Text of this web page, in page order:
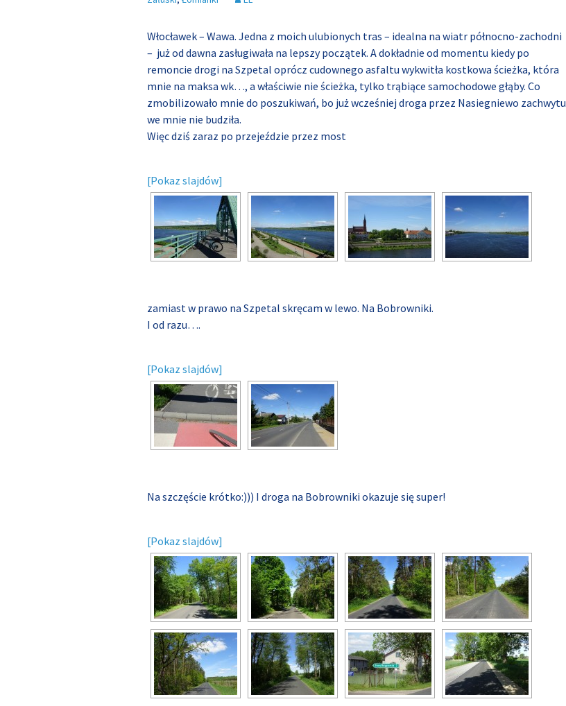
Włocławek – Wawa. Jedna z moich ulubionych tras – idealna na wiatr północno-zachodni
– już od dawna zasługiwała na lepszy początek. A dokładnie od momentu kiedy po
remoncie drogi na Szpetal oprócz cudownego asfaltu wykwitła kostkowa ścieżka, która
mnie na maksa wk…, a właściwie nie ścieżka, tylko trąbiące samochodowe głąby. Co
zmobilizowało mnie do poszukiwań, bo już wcześniej droga przez Nasiegniewo zachwytu
we mnie nie budziła.
Więc dziś zaraz po przejeździe przez most
[Pokaz slajdów]
zamiast w prawo na Szpetal skręcam w lewo. Na Bobrowniki.
I od razu….
[Pokaz slajdów]
Na szczęście krótko:))) I droga na Bobrowniki okazuje się super!
[Pokaz slajdów]